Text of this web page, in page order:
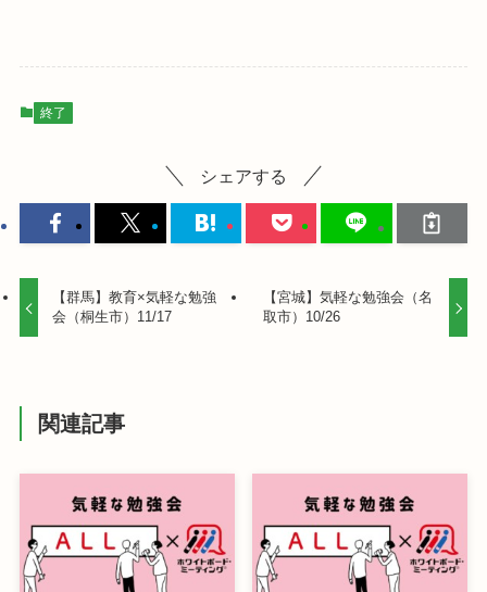
終了
シェアする
【群馬】教育×気軽な勉強
会（桐生市）11/17
【宮城】気軽な勉強会（名
取市）10/26
関連記事